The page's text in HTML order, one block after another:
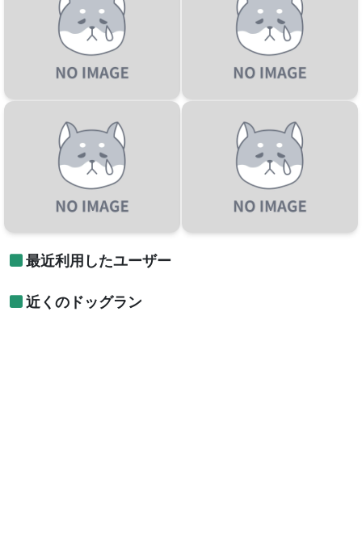
最近利用したユーザー
近くのドッグラン